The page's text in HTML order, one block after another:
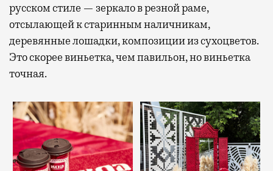
русском стиле — зеркало в резной раме,
отсылающей к старинным наличникам,
деревянные лошадки, композиции из сухоцветов.
Это скорее виньетка, чем павильон, но виньетка
точная.